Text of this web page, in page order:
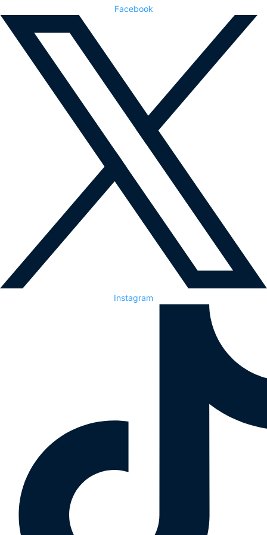
Facebook
Instagram